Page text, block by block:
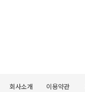
회사소개 이용약관